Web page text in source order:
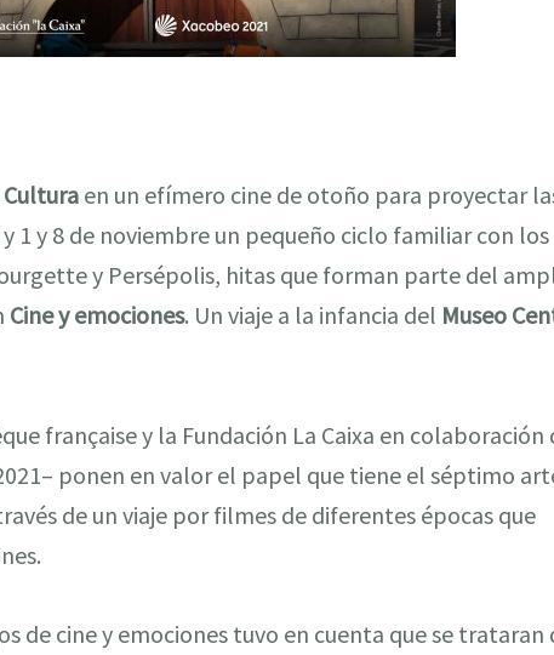
Cultura en un efímero cine de otoño para proyectar
1 y 8 de noviembre un pequeño ciclo familiar con los
y Persépolis, hitas que forman parte del
Cine y emociones. Un viaje a la infancia del Museo
française y la Fundación La Caixa en colaboración
ponen en valor el papel que tiene el séptimo
de un viaje por filmes de diferentes épocas que
de cine y emociones tuvo en cuenta que se trataran